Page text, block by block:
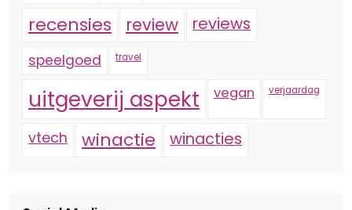
recensies review reviews
speelgoed travel
uitgeverij aspekt vegan verjaardag
vtech winactie winacties